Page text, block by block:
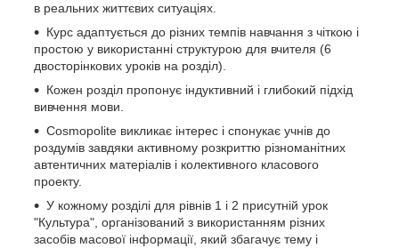
в реальних життєвих ситуаціях.
Курс адаптується до різних темпів навчання з чіткою і
простою у використанні структурою для вчителя (6
двосторінкових уроків на розділ).
Кожен розділ пропонує індуктивний і глибокий підхід
вивчення мови.
Cosmopolite викликає інтерес і спонукає учнів до
роздумів завдяки активному розкриттю різноманітних
автентичних матеріалів і колективного класового
проекту.
У кожному розділі для рівнів 1 і 2 присутній урок
"Культура", організований з використанням різних
засобів масової інформації, який збагачує тему і